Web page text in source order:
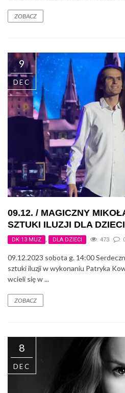
ZOBACZ
9
DEC
09.12. / MAGICZNY
SZTUKI ILUZJI DLA
DK 13 MUZ , DLA DZIECI 473
09.12.2023 sobota g. 14:00
sztuki iluzji w wykonaniu Patryka
wcieli się w ...
ZOBACZ
8
DEC